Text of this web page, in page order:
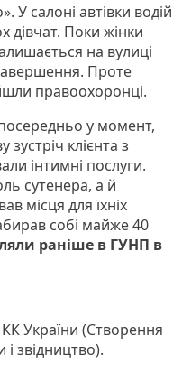
У салоні автівки водій
дівчат. Поки жінки
на вулиці
Проте
правоохоронці.
у момент,
зустріч клієнта з
інтимні послуги.
сутенера, а й
місця для їхніх
собі майже 40
раніше в ГУНП в
України (Створення
звідництво).